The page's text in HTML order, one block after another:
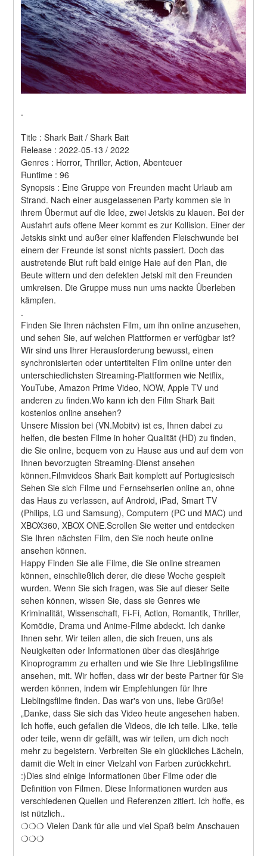
.
Title : Shark Bait / Shark Bait
Release : 2022-05-13 / 2022
Genres : Horror, Thriller, Action, Abenteuer
Runtime : 96
Synopsis : Eine Gruppe von Freunden macht Urlaub am
Strand. Nach einer ausgelassenen Party kommen sie in
ihrem Übermut auf die Idee, zwei Jetskis zu klauen. Bei der
Ausfahrt aufs offene Meer kommt es zur Kollision. Einer der
Jetskis sinkt und außer einer klaffenden Fleischwunde bei
einem der Freunde ist sonst nichts passiert. Doch das
austretende Blut ruft bald einige Haie auf den Plan, die
Beute wittern und den defekten Jetski mit den Freunden
umkreisen. Die Gruppe muss nun ums nackte Überleben
kämpfen.
.
Finden Sie Ihren nächsten Film, um ihn online anzusehen,
und sehen Sie, auf welchen Plattformen er verfügbar ist?
Wir sind uns Ihrer Herausforderung bewusst, einen
synchronisierten oder untertitelten Film online unter den
unterschiedlichsten Streaming-Plattformen wie Netflix,
YouTube, Amazon Prime Video, NOW, Apple TV und
anderen zu finden.Wo kann ich den Film Shark Bait
kostenlos online ansehen?
Unsere Mission bei (VN.Mobitv) ist es, Ihnen dabei zu
helfen, die besten Filme in hoher Qualität (HD) zu finden,
die Sie online, bequem von zu Hause aus und auf dem von
Ihnen bevorzugten Streaming-Dienst ansehen
können.Filmvideos Shark Bait komplett auf Portugiesisch
Sehen Sie sich Filme und Fernsehserien online an, ohne
das Haus zu verlassen, auf Android, iPad, Smart TV
(Philips, LG und Samsung), Computern (PC und MAC) und
XBOX360, XBOX ONE.Scrollen Sie weiter und entdecken
Sie Ihren nächsten Film, den Sie noch heute online
ansehen können.
Happy Finden Sie alle Filme, die Sie online streamen
können, einschließlich derer, die diese Woche gespielt
wurden. Wenn Sie sich fragen, was Sie auf dieser Seite
sehen können, wissen Sie, dass sie Genres wie
Kriminalität, Wissenschaft, Fi-Fi, Action, Romantik, Thriller,
Komödie, Drama und Anime-Filme abdeckt. Ich danke
Ihnen sehr. Wir teilen allen, die sich freuen, uns als
Neuigkeiten oder Informationen über das diesjährige
Kinoprogramm zu erhalten und wie Sie Ihre Lieblingsfilme
ansehen, mit. Wir hoffen, dass wir der beste Partner für Sie
werden können, indem wir Empfehlungen für Ihre
Lieblingsfilme finden. Das war's von uns, liebe Grüße!
„Danke, dass Sie sich das Video heute angesehen haben.
Ich hoffe, euch gefallen die Videos, die ich teile. Like, teile
oder teile, wenn dir gefällt, was wir teilen, um dich noch
mehr zu begeistern. Verbreiten Sie ein glückliches Lächeln,
damit die Welt in einer Vielzahl von Farben zurückkehrt.
:)Dies sind einige Informationen über Filme oder die
Definition von Filmen. Diese Informationen wurden aus
verschiedenen Quellen und Referenzen zitiert. Ich hoffe, es
ist nützlich..
❍❍❍ Vielen Dank für alle und viel Spaß beim Anschauen
❍❍❍